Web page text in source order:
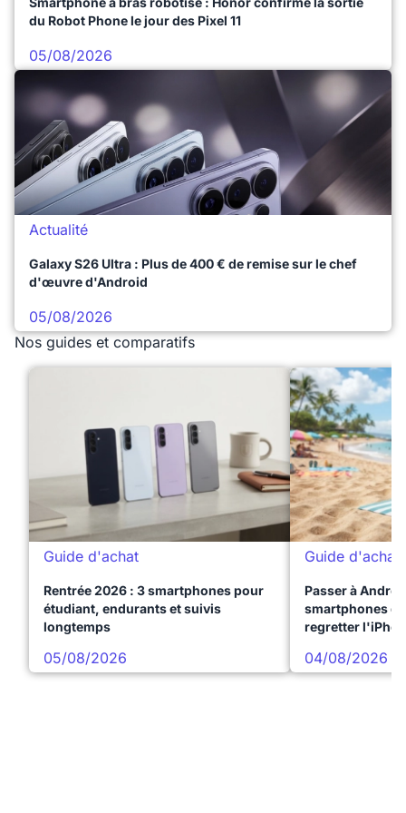
du Robot Phone le jour des Pixel 11
05/08/2026
Actualité
Galaxy S26 Ultra : Plus de 400 € de remise sur le chef
d'œuvre d'Android
05/08/2026
Nos guides et comparatifs
Guide d'achat
Rentrée 2026 : 3 smartphones pour
étudiant, endurants et suivis
longtemps
05/08/2026
Guide d'achat
Passer à
smartphones
regretter
04/08/2026